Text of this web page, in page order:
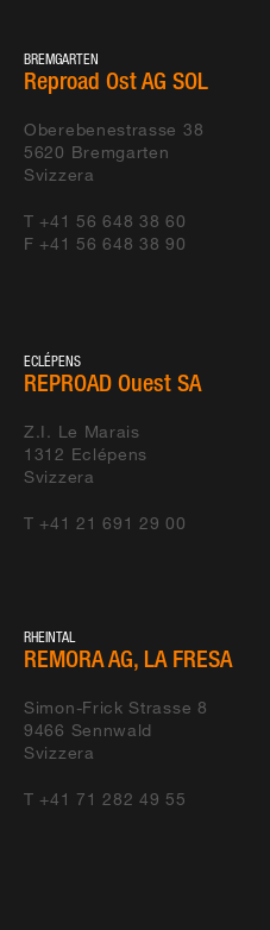
BREMGARTEN
Reproad Ost AG SOL
Oberebenestrasse 38
5620 Bremgarten
Svizzera
T +41 56 648 38 60
F +41 56 648 38 90
ECLÉPENS
REPROAD Ouest SA
Z.I. Le Marais
1312 Eclépens
Svizzera
T +41 21 691 29 00
RHEINTAL
REMORA AG, LA FRESA
Simon-Frick Strasse 8
9466 Sennwald
Svizzera
T +41 71 282 49 55